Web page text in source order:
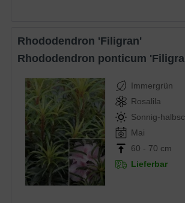
Rhododendron 'Filigran'
Rhododendron ponticum
Immergrün
Rosalila
Sonnig-
Mai
60 - 70 cm
Lieferbar